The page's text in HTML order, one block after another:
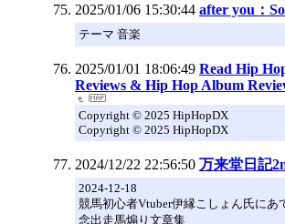
2025/01/06 15:30:44 after you：
テーマ 音楽
2025/01/01 18:06:49 Read Hip
Reviews & Hip Hop Album
Copyright © 2025 HipHopDX
Copyright © 2025 HipHopDX
2024/12/22 22:56:50 万来堂日記
2024-12-18
競馬初心者Vtuber伊縁こしょん氏にあ
念出走馬煽り文章集